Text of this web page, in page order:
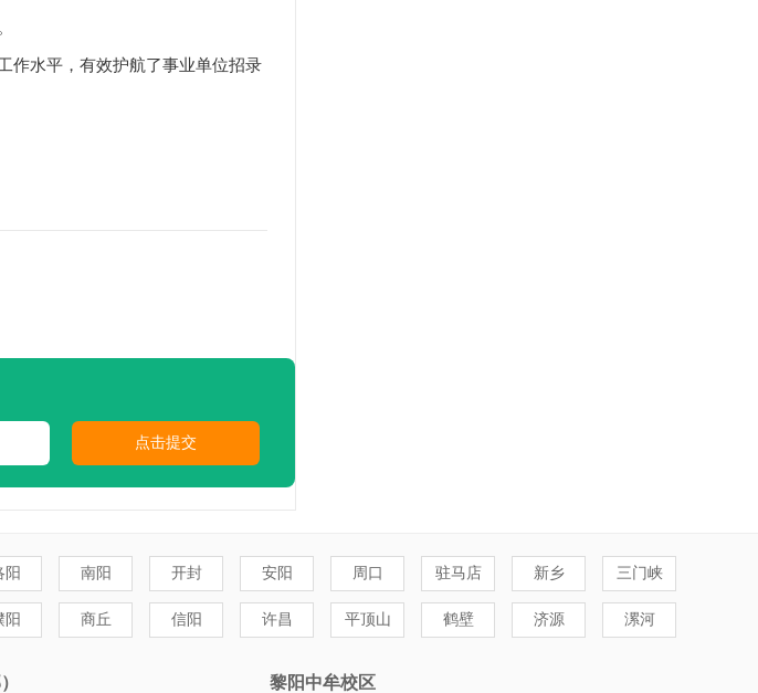
作水平，有效护航了事业单位招录
阳 南阳 开封 安阳 周口 驻马店 新乡 三门峡
阳 商丘 信阳 许昌 平顶山 鹤壁 济源 漯河
黎阳中牟校区